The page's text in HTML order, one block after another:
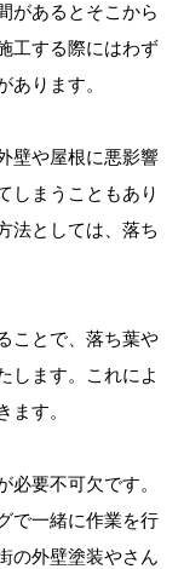
があるとそこから
工する際にはわず
ります。
壁や屋根に悪影響
しまうこともあり
法としては、落ち
ことで、落ち葉や
します。これによ
ます。
要不可欠です。
で一緒に作業を行
の外壁塗装やさん